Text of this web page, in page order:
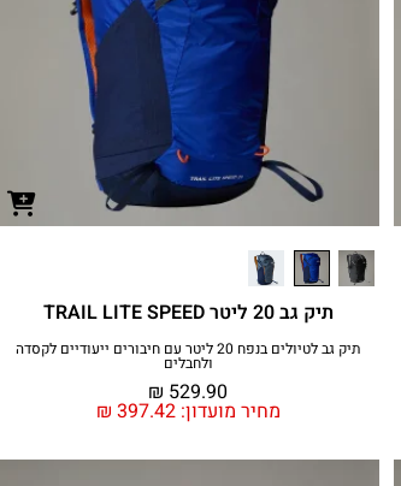
תיק גב 20 ליטר TRAIL LITE SPEED
תיק גב לטיולים בנפח 20 ליטר עם חיבורים ייעודיים לקסדה
ולחבלים
מחיר מועדון: ₪ 397.42
₪ 529.90